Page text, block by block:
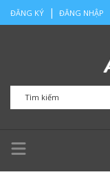
ĐĂNG KÝ | ĐĂNG NHẬP